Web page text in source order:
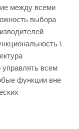
между всеми
выбора
\
управлять всем
функции вне